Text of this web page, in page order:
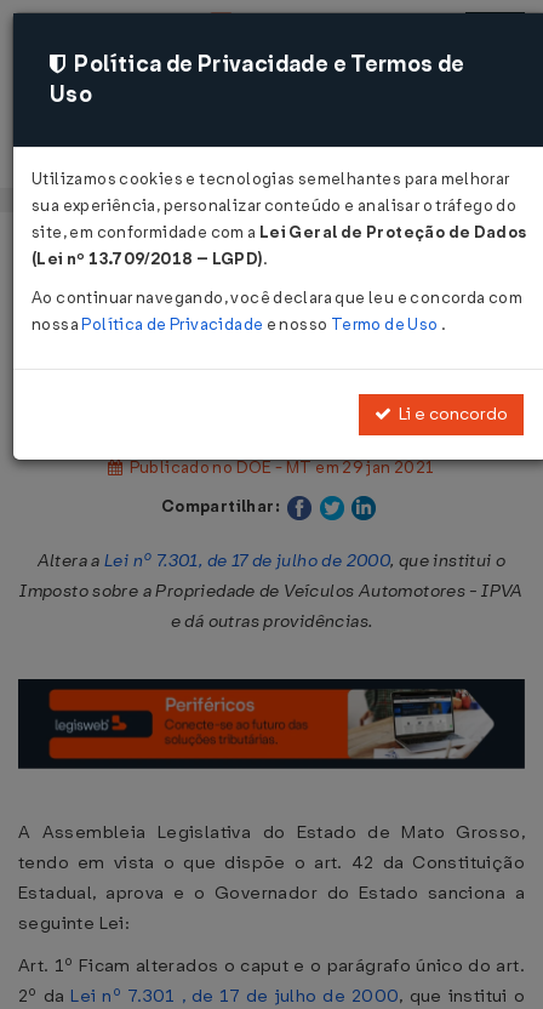
Acessar
Página Inicial
Legislações
Lei Nº 11306 DE 29/01/2021
Publicado no DOE - MT em 29 jan 2021
Compartilhar:
Altera aLei nº 7.301, de 17 de julho de 2000, que institui o
Imposto sobre a Propriedade de Veículos Automotores - IPVA
e dá outras providências.
A Assembleia Legislativa do Estado de Mato Grosso,
tendo em vista o que dispõe o art. 42 da Constituição
Estadual, aprova e o Governador do Estado sanciona a
seguinte Lei:
Art. 1º Ficam alterados o caput e o parágrafo único do art.
2º da Lei nº 7.301 , de 17 de julho de 2000, que institui o
Política de Privacidade e Termos de
Uso
Utilizamos cookies e tecnologias semelhantes para melhorar
sua experiência, personalizar conteúdo e analisar o tráfego do
site, em conformidade com a Lei Geral de Proteção de Dados
(Lei nº 13.709/2018 – LGPD).
Ao continuar navegando, você declara que leu e concorda com
nossaPolítica de Privacidade e nosso Termo de Uso .
Li e concordo